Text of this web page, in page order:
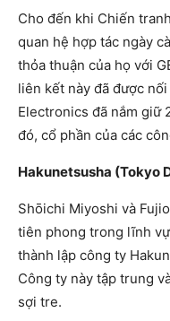
Cho đến khi Chiến
quan hệ hợp tác ngày
thỏa thuận của họ với
liên kết này đã được
Electronics đã nắm giữ
đó, cổ phần của các
Hakunetsusha (Tokyo
Shōichi Miyoshi và
tiên phong trong lĩnh
thành lập công ty
Công ty này tập trung
sợi tre.